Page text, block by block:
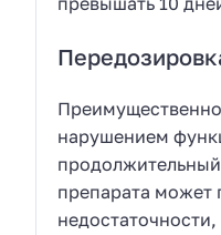
нарушением
препарата может